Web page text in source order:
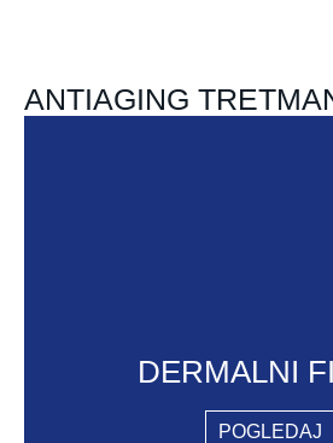
ANTIAGING
DERMALNI
POGLEDAJ